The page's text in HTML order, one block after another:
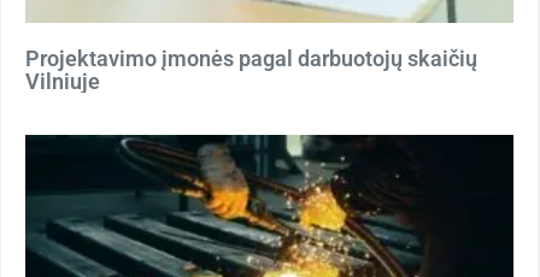
Projektavimo įmonės pagal darbuotojų skaičių
Vilniuje